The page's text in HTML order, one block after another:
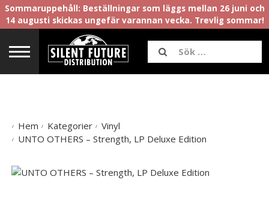
Sommaruppehåll: Beställningar som läggs mellan 26 juni och
14 augusti skickas ungefär varannan vecka. Trevlig sommar!
Hem Kategorier
Vinyl
UNTO OTHERS – Strength, LP Deluxe Edition